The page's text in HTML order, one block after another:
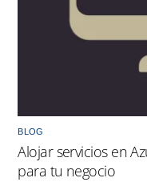
BLOG
Alojar servicios en
para tu negocio